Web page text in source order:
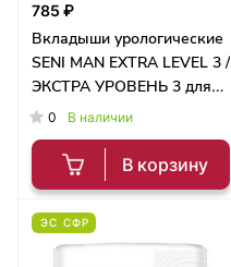
785 ₽
Вкладыши урологические
SENI MAN EXTRA LEVEL 3 /
ЭКСТРА УРОВЕНЬ 3 для
мужчин, 15 шт/уп
0 В наличии
В корзину
ЭС СФР